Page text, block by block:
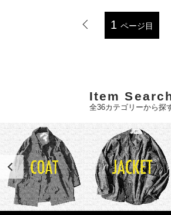
1 ページ目
Item
全36カテゴリーから探